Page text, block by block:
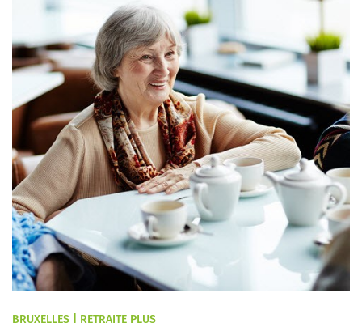
BRUXELLES | RETRAITE PLUS